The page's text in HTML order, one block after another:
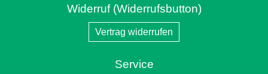
Widerruf (Widerrufsbutton)
Vertrag widerrufen
Service